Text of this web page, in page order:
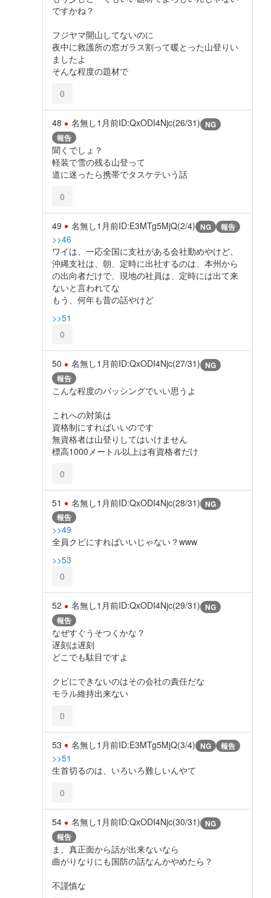
ですかね？
フジヤマ開山してないのに
夜中に救護所の窓ガラス割って暖とった山登りい
ましたよ
そんな程度の題材で
0
48 名無し1月前ID:QxODI4Njc(26/31) NG
報告
聞くでしょ？
軽装で雪の残る山登って
道に迷ったら携帯でタスケテいう話
0
49 名無し1月前ID:E3MTg5MjQ(2/4) NG 報告
>>46
ワイは、一応全国に支社がある会社勤めやけど、
沖縄支社は、朝、定時に出社するのは、本州から
の出向者だけで、現地の社員は、定時には出て来
ないと言われてな
もう、何年も昔の話やけど
>>51
0
50 名無し1月前ID:QxODI4Njc(27/31) NG
報告
こんな程度のバッシングでいい思うよ
これへの対策は
資格制にすればいいのです
無資格者は山登りしてはいけません
標高1000メートル以上は有資格者だけ
0
51 名無し1月前ID:QxODI4Njc(28/31) NG
報告
>>49
全員クビにすればいいじゃない？www
>>53
0
52 名無し1月前ID:QxODI4Njc(29/31) NG
報告
なぜすぐうそつくかな？
遅刻は遅刻
どこでも駄目ですよ
クビにできないのはその会社の責任だな
モラル維持出来ない
0
53 名無し1月前ID:E3MTg5MjQ(3/4) NG 報告
>>51
生首切るのは、いろいろ難しいんやて
0
54 名無し1月前ID:QxODI4Njc(30/31) NG
報告
ま、真正面から話が出来ないなら
曲がりなりにも国防の話なんかやめたら？
不謹慎な